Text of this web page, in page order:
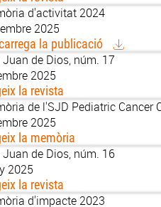
d'activitat 2024
2025
la publicació
Juan de Dios, núm. 17
2025
la revista
de l'SJD Pediatric Cancer
2025
la memòria
Juan de Dios, núm. 16
2025
la revista
d'impacte 2023